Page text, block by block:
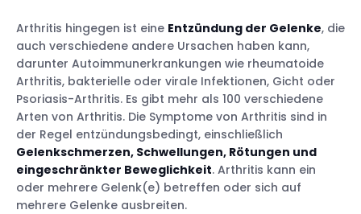
Arthritis hingegen ist eine Entzündung der Gelenke, die
auch verschiedene andere Ursachen haben kann,
darunter Autoimmunerkrankungen wie rheumatoide
Arthritis, bakterielle oder virale Infektionen, Gicht oder
Psoriasis-Arthritis. Es gibt mehr als 100 verschiedene
Arten von Arthritis. Die Symptome von Arthritis sind in
der Regel entzündungsbedingt, einschließlich
Gelenkschmerzen, Schwellungen, Rötungen und
eingeschränkter Beweglichkeit. Arthritis kann ein
oder mehrere Gelenk(e) betreffen oder sich auf
mehrere Gelenke ausbreiten.